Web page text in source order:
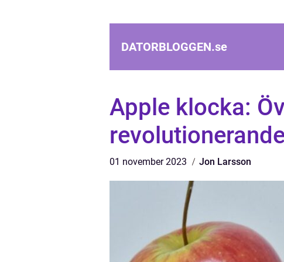
DATORBLOGGEN.se
Apple klocka:
01 november 2023 Jon Larsson